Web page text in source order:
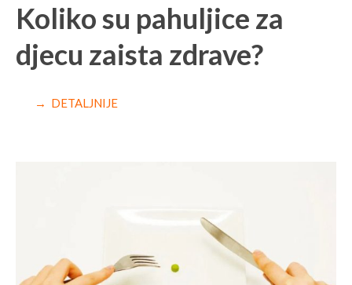
Koliko su pahuljice za
djecu zaista zdrave?
→ DETALJNIJE